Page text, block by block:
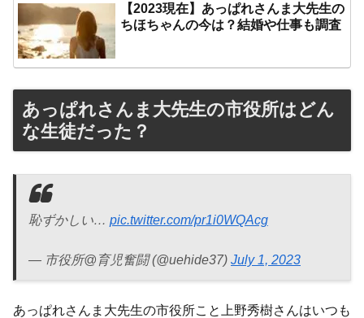
【2023現在】あっぱれさんま大先生の
ちほちゃんの今は？結婚や仕事も調査
あっぱれさんま大先生の市役所はどん
な生徒だった？
恥ずかしい… pic.twitter.com/pr1i0WQAcg
— 市役所@育児奮闘 (@uehide37) July 1, 2023
あっぱれさんま大先生の市役所こと上野秀樹さんはいつも